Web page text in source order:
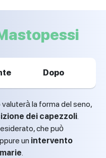
Dopo
la forma del seno,
dei capezzoli.
che può
un intervento
.